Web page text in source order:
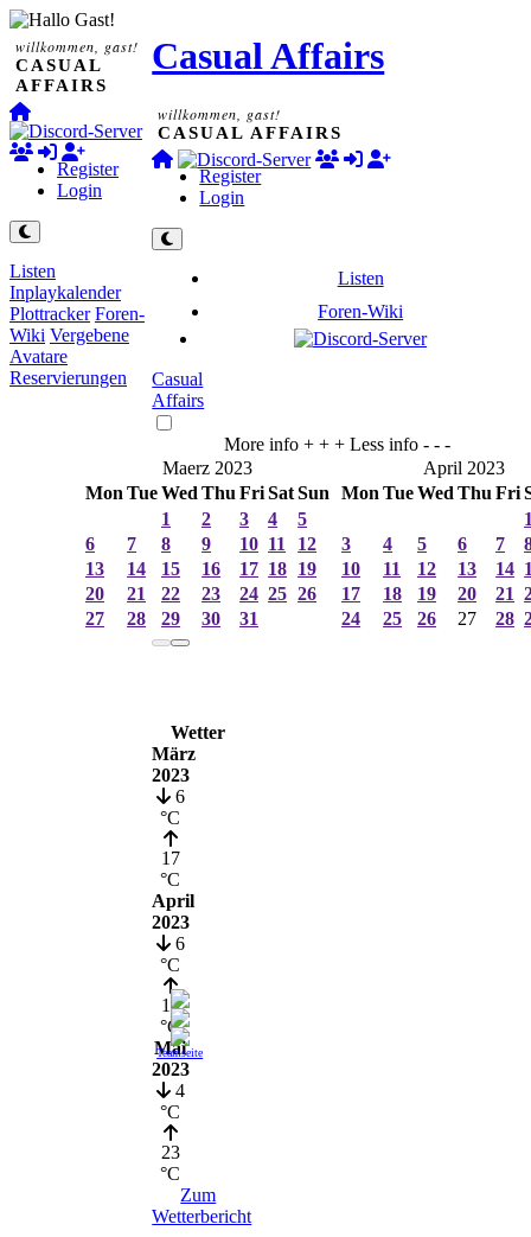
willkommen, gast!
CASUAL
AFFAIRS
Register
Login
Listen
Inplaykalender
Plottracker Foren-
Wiki Vergebene
Avatare
Reservierungen
Casual Affairs
willkommen, gast!
CASUAL AFFAIRS
Register
Login
Listen
Foren-Wiki
Casual
Affairs
More info + + + Less info - - -
Maerz 2023
Mon TueWed Thu FriSatSun
1
2 3 4
5
6
7 8 9 10 11
12
13
14 15 16 17 18 19
20
21 22 23 24 25 26
27
28 29 30 31
April 2023
Mon TueWed Thu Fri
3
4 5 6 7
10
11 12 13 14
17
18 19 20 21
24
25 26 27 28
Wetter
März
2023
6
°C
17
°C
April
2023
6
°C
19
°C
Mai
2023
4
°C
23
°C
Zum
Wetterbericht
Teamseite